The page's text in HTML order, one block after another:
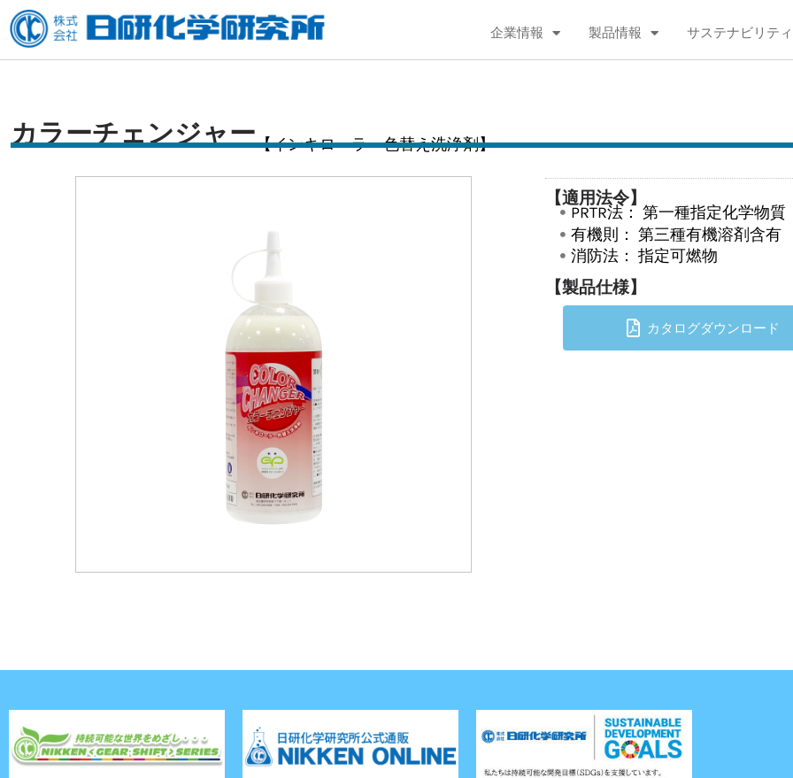
内
容
キ
企業情報 製品情報 サステナビリティ
カラーチェンジャー【インキローラー色替え洗浄剤】
【適用法令】
PRTR法： 第一種指定化学物質
有機則： 第三種有機溶剤含有
消防法： 指定可燃物
【製品仕様】
カタログダウンロード